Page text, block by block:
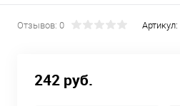
Отзывов: 0 Артикул:
242 руб.